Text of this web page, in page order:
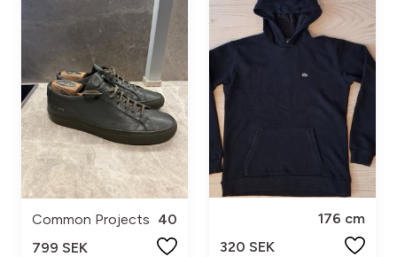
Common Projects 40
799 SEK
176 cm
320 SEK